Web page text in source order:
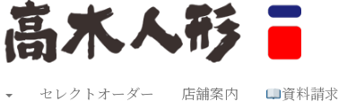
お正月飾り お祝い品 セレクトオーダー
セレクトオーダー 店舗案内 資料請求